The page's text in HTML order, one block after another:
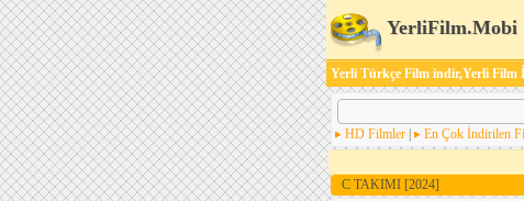
YerliFilm.Mobi
Yerli Türkçe Film indir,Yerli
HD Filmler En Çok İndirilen
C TAKIMI [2024]